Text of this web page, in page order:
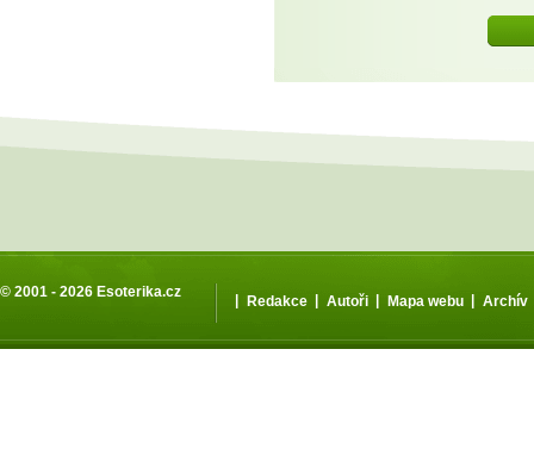
© 2001 - 2026 Esoterika.cz
Redakce Autoři Mapa webu Archív